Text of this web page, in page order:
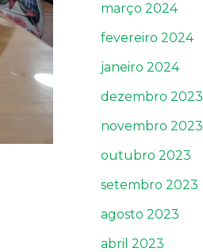
março 2024
fevereiro 2024
janeiro 2024
dezembro 2023
novembro 2023
outubro 2023
setembro 2023
agosto 2023
abril 2023